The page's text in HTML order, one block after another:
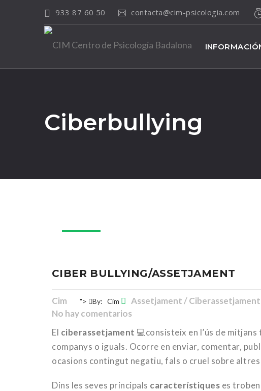
933 87 60 50 contacta@cim-psicologia.com
Ciberbullying
CIBER BULLYING/ASSETJAMENT
Cim "> By: Cim Assetjament /
No hay comentarios
El ciberassetjament 💻consisteix en l’ús de
companys o iguals. Ocorre en enviar, comentar,
ocasions contingut negatiu, fals o cruel sobre
Dins les seves principals característiques es